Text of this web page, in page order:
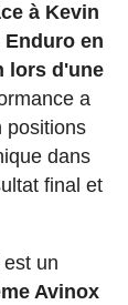
à Kevin
en
lors d'une
a
positions
dans
final et
un
Avinox